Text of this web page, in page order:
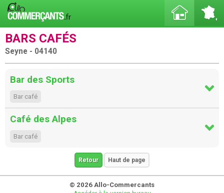
BARS CAFÉS
Seyne - 04140
Bar des Sports
Bar café
Café des Alpes
Bar café
Retour Haut de page
© 2026 Allo-Commercants